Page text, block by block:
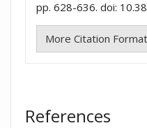
pp. 628-636. doi:
More Citation
References